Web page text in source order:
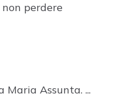
perdere
Assunta. ...